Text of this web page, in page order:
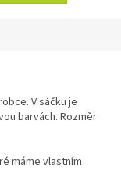
V sáčku je
barvách. Rozměr
máme vlastním